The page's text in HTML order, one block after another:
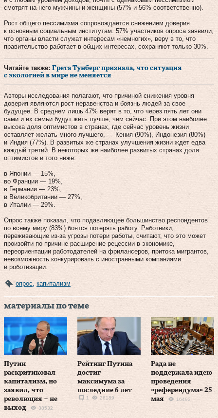
смотрят на него мужчины и женщины (57% и 56% соответственно).
Рост общего пессимизма сопровождается снижением доверия
к основным социальным институтам. 57% участников опроса заявили,
что органы власти служат интересам «немногих», веру в то, что
правительство работает в общих интересах, сохраняют только 30%.
Читайте также: Грета Тунберг признала, что ситуация
с экологией в мире не меняется
Авторы исследования полагают, что причиной снижения уровня
доверия являются рост неравенства и боязнь людей за свое
будущее. В среднем лишь 47% верят в то, что через пять лет они
сами и их семьи будут жить лучше, чем сейчас. При этом наиболее
высока доля оптимистов в странах, где сейчас уровень жизни
оставляет желать много лучшего, — Кения (90%), Индонезия (80%)
и Индия (77%). В развитых же странах улучшения жизни ждет едва
каждый третий. В некоторых же наиболее развитых странах доля
оптимистов и того ниже:
в Японии — 15%,
во Франции — 19%,
в Германии — 23%,
в Великобритании — 27%,
в Италии — 29%.
Опрос также показал, что подавляющее большинство респондентов
по всему миру (83%) боятся потерять работу. Работники,
переживающие из-за угрозы потери работы, считают, что это может
произойти по причине расширение рецессии в экономике,
переориентации работодателей на фрилансеров, притока мигрантов,
невозможность конкурировать с иностранными компаниями
и роботизации.
опрос капитализм
материалы по теме
Путин
раскритиковал
капитализм, но
заявил, что
революция – не
выход
38532
Рейтинг Путина
достиг
максимума за
последние 6 лет
1 26189
Рада не
поддержала идею
проведения
«референдума» 25
мая
16493